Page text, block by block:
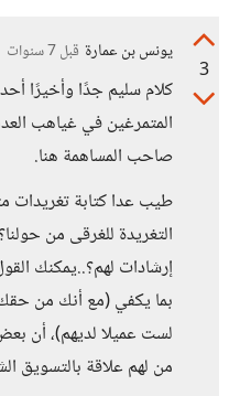
3
يونس بن عمارة قبل 7 سنوات
كلام سليم جدًا وأخيرًا
المتمرغين في غياهب
صاحب المساهمة هنا.
طيب عدا كتابة تغريدات
التغريدة للغرقى من
إرشادات لهم؟..يمكنك
بما يكفي (مع أنك من
لست عميلا لديهم)، أن
من لهم علاقة بالتسويق